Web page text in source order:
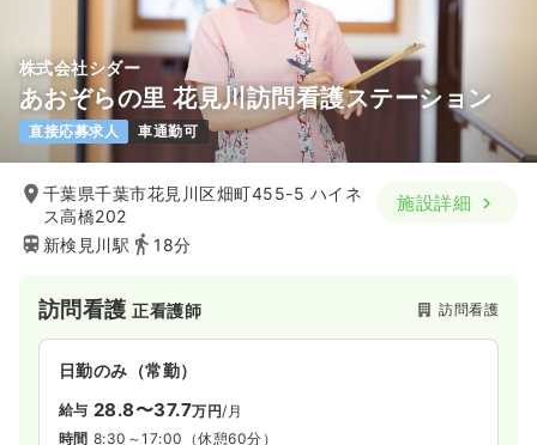
株式会社シダー
あおぞらの里 花見川訪問看護ステーション
直接応募求人 車通勤可
千葉県千葉市花見川区畑町455-5 ハイネ
ス高橋202
新検見川駅
18分
施設詳細
訪問看護正看護師 訪問看護
日勤のみ（常勤）
給与 28.8〜37.7万円/月
時間 8:30～17:00 （休憩60分）